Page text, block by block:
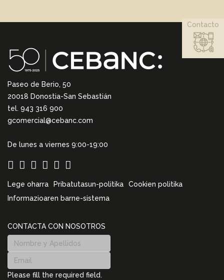
Paseo de Berio, 50
20018 Donostia-San Sebastián
tel. 943 316 900
gcomercial@cebanc.com
De lunes a viernes 9:00-19:00
Lege oharra Pribatutasun-politika
Cookien politika
Informazioaren barne-sistema
CONTACTA CON NOSOTROS
Please fill the required field.
Contacto